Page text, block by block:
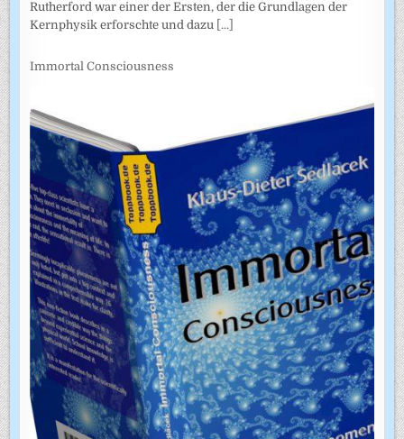
Rutherford war einer der Ersten, der die Grundlagen der
Kernphysik erforschte und dazu [...]
Immortal Consciousness